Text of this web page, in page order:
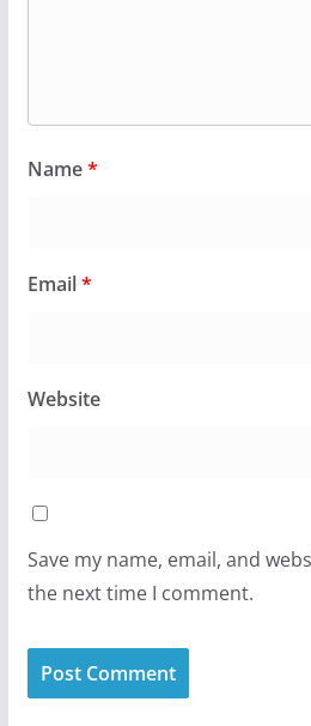
Name*
Email*
Website
Save my name, email, and
the next time I comment.